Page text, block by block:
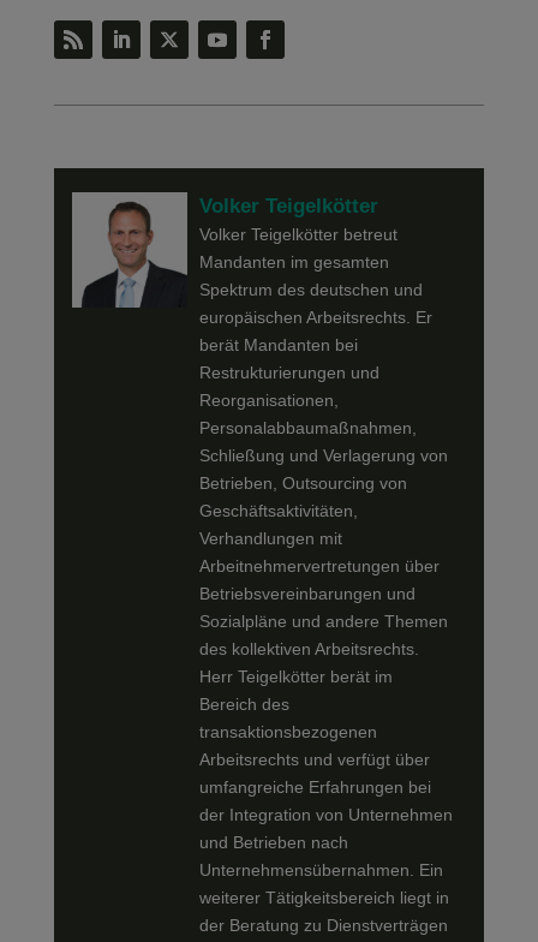
Volker Teigelkötter
Volker Teigelkötter betreut
Mandanten im gesamten
Spektrum des deutschen und
europäischen Arbeitsrechts. Er
berät Mandanten bei
Restrukturierungen und
Reorganisationen,
Personalabbaumaßnahmen,
Schließung und Verlagerung von
Betrieben, Outsourcing von
Geschäftsaktivitäten,
Verhandlungen mit
Arbeitnehmervertretungen über
Betriebsvereinbarungen und
Sozialpläne und andere Themen
des kollektiven Arbeitsrechts.
Herr Teigelkötter berät im
Bereich des
transaktionsbezogenen
Arbeitsrechts und verfügt über
umfangreiche Erfahrungen bei
der Integration von Unternehmen
und Betrieben nach
Unternehmensübernahmen. Ein
weiterer Tätigkeitsbereich liegt in
der Beratung zu Dienstverträgen